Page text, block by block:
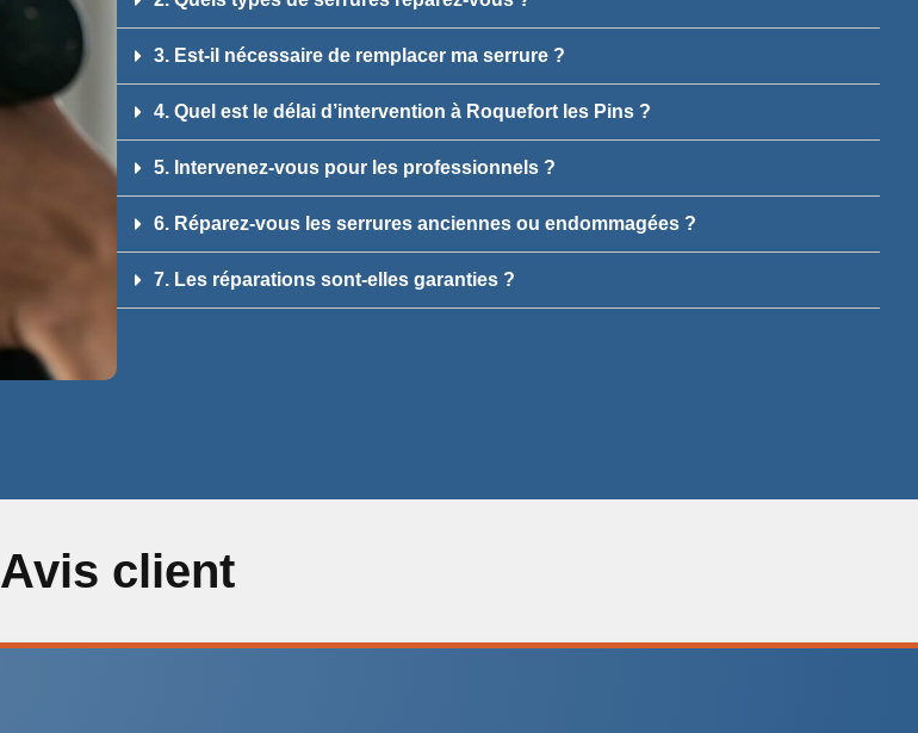
3. Est-il nécessaire de remplacer ma serrure ?
4. Quel est le délai d’intervention à Roquefort les Pins ?
5. Intervenez-vous pour les professionnels ?
6. Réparez-vous les serrures anciennes ou endommagées ?
7. Les réparations sont-elles garanties ?
Avis client